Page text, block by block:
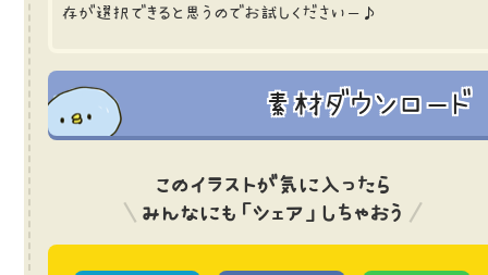
存が選択できると思うのでお試しくださいー♪
素材ダウンロード
このイラストが気に入ったら
みんなにも「シェア」しちゃおう